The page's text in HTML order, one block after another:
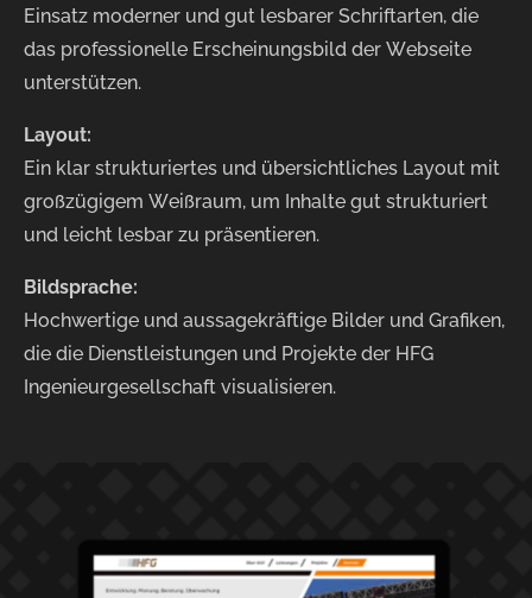
Einsatz moderner und gut lesbarer Schriftarten, die
das professionelle Erscheinungsbild der Webseite
unterstützen.
Layout:
Ein klar strukturiertes und übersichtliches Layout mit
großzügigem Weißraum, um Inhalte gut strukturiert
und leicht lesbar zu präsentieren.
Bildsprache:
Hochwertige und aussagekräftige Bilder und Grafiken,
die die Dienstleistungen und Projekte der HFG
Ingenieurgesellschaft visualisieren.